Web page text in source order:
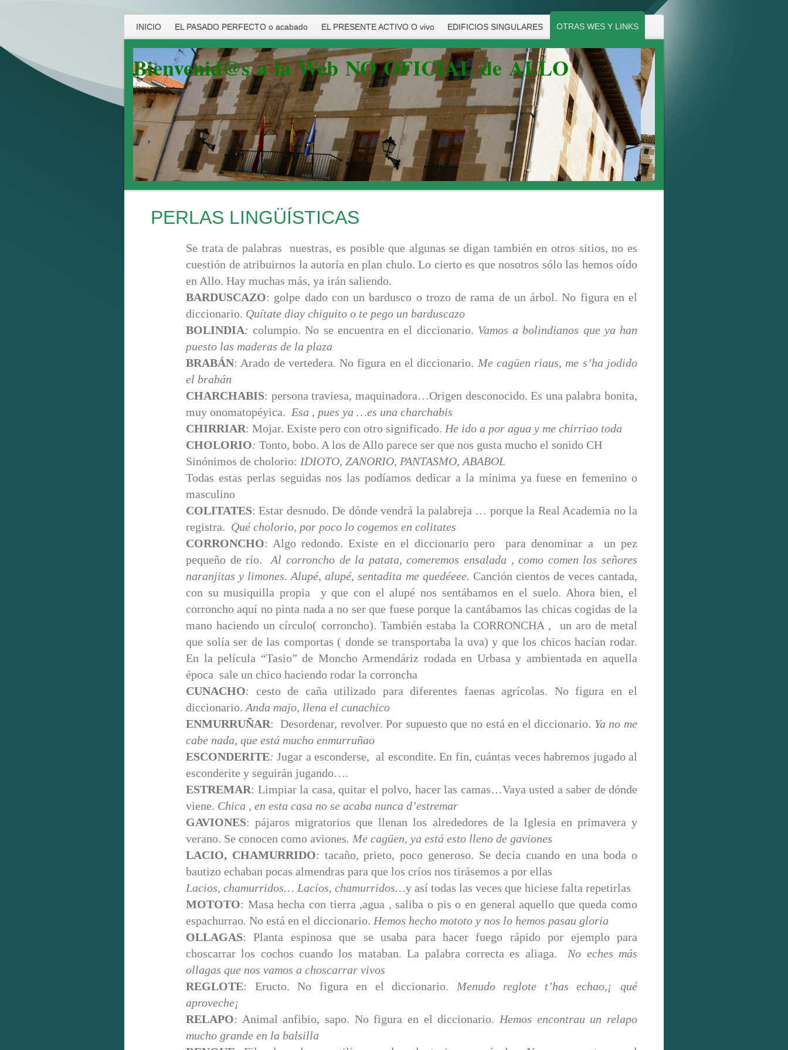
INICIO EL PASADO PERFECTO o acabado EL PRESENTE ACTIVO O vivo EDIFICIOS SINGULARES OTRAS WES Y LINKS
Bienvenid@s a la Web NO OFICIAL de ALLO
PERLAS LINGÜÍSTICAS
Se trata de palabras nuestras, es posible que algunas se digan también en otros sitios, no es
cuestión de atribuirnos la autoría en plan chulo. Lo cierto es que nosotros sólo las hemos oído
en Allo. Hay muchas más, ya irán saliendo.
BARDUSCAZO: golpe dado con un bardusco o trozo de rama de un árbol. No figura en el
diccionario. Quítate diay chiguito o te pego un barduscazo
BOLINDIA:columpio. No se encuentra en el diccionario. Vamos a bolindianos que ya han
puesto las maderas de la plaza
BRABÁN: Arado de vertedera. No figura en el diccionario. Me cagüen riaus, me s’ha jodido
el brabán
CHARCHABIS: persona traviesa, maquinadora…Origen desconocido. Es una palabra bonita,
muy onomatopéyica. Esa , pues ya …es una charchabis
CHIRRIAR: Mojar. Existe pero con otro significado. He ido a por agua y me chirriao toda
CHOLORIO: Tonto, bobo. A los de Allo parece ser que nos gusta mucho el sonido CH
Sinónimos de cholorio: IDIOTO, ZANORIO, PANTASMO, ABABOL
Todas estas perlas seguidas nos las podíamos dedicar a la mínima ya fuese en femenino o
masculino
COLITATES: Estar desnudo. De dónde vendrá la palabreja … porque la Real Academia no la
registra. Qué cholorio, por poco lo cogemos en colitates
CORRONCHO: Algo redondo. Existe en el diccionario pero para denominar a un pez
pequeño de río.Al corroncho de la patata, comeremos ensalada , como comen los señores
naranjitas y limones.Alupé, alupé, sentadita me quedéeee. Canción cientos de veces cantada,
con su musiquilla propia y que con el alupé nos sentábamos en el suelo. Ahora bien, el
corroncho aquí no pinta nada a no ser que fuese porque la cantábamos las chicas cogidas de la
mano haciendo un círculo( corroncho). También estaba la CORRONCHA , un aro de metal
que solía ser de las comportas ( donde se transportaba la uva) y que los chicos hacían rodar.
En la película “Tasio” de Moncho Armendáriz rodada en Urbasa y ambientada en aquella
época sale un chico haciendo rodar la corroncha
CUNACHO: cesto de caña utilizado para diferentes faenas agrícolas. No figura en el
diccionario. Anda majo, llena el cunachico
ENMURRUÑAR: Desordenar, revolver. Por supuesto que no está en el diccionario. Ya no me
cabe nada, que está mucho enmurruñao
ESCONDERITE:Jugar a esconderse, al escondite. En fin, cuántas veces habremos jugado al
esconderite y seguirán jugando….
ESTREMAR: Limpiar la casa, quitar el polvo, hacer las camas…Vaya usted a saber de dónde
viene. Chica , en esta casa no se acaba nunca d’estremar
GAVIONES: pájaros migratorios que llenan los alrededores de la Iglesia en primavera y
verano. Se conocen como aviones. Me cagüen, ya está esto lleno de gaviones
LACIO, CHAMURRIDO: tacaño, prieto, poco generoso. Se decía cuando en una boda o
bautizo echaban pocas almendras para que los críos nos tirásemos a por ellas
Lacios, chamurridos… Lacios, chamurridos…y así todas las veces que hiciese falta repetirlas
MOTOTO: Masa hecha con tierra ,agua , saliba o pis o en general aquello que queda como
espachurrao. No está en el diccionario. Hemos hecho mototo y nos lo hemos pasau gloria
OLLAGAS: Planta espinosa que se usaba para hacer fuego rápido por ejemplo para
choscarrar los cochos cuando los mataban. La palabra correcta es aliaga. No eches más
ollagas que nos vamos a choscarrar vivos
REGLOTE: Eructo. No figura en el diccionario. Menudo reglote t’has echao,¡ qué
aproveche¡
RELAPO: Animal anfibio, sapo. No figura en el diccionario. Hemos encontrau un relapo
mucho grande en la balsilla